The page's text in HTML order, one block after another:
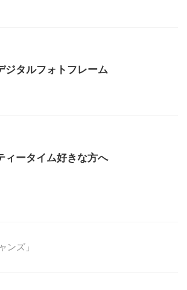
ジタルフォトフレーム
ィータイム好きな方へ
ンズ」